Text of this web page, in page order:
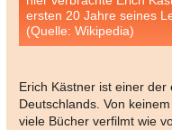
ersten 20 Jahre seines
(Quelle: Wikipedia)
Erich Kästner ist einer
Deutschlands. Von
viele Bücher verfilmt wie